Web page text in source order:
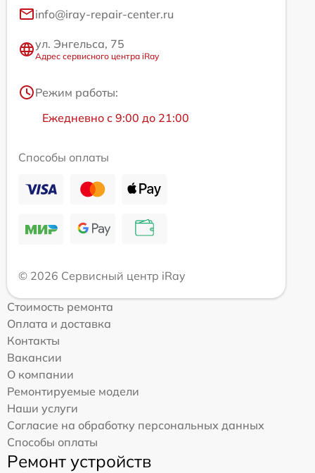
info@iray-repair-center.ru
ул. Энгельса, 75
Адрес сервисного центра iRay
Режим работы:
Ежедневно с 9:00 до 21:00
Способы оплаты
© 2026 Сервисный центр iRay
Стоимость ремонта
Оплата и доставка
Контакты
Вакансии
О компании
Ремонтируемые модели
Наши услуги
Согласие на обработку персональных данных
Способы оплаты
Ремонт устройств